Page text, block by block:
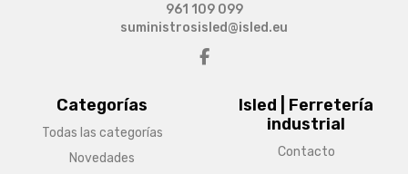
Categorías
Todas las categorías
Novedades
Isled | Ferretería
industrial
Contacto
961 109 099
suministrosisled@isled.eu